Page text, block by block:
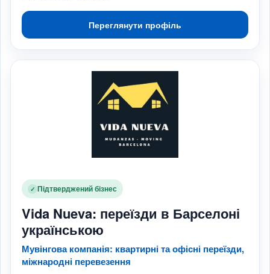
Переглянути профіль
✓ Підтверджений бізнес
Vida Nueva: переїзди в Барселоні
українською
Мувінгова компанія: квартирні та офісні переїзди,
міжнародні перевезення